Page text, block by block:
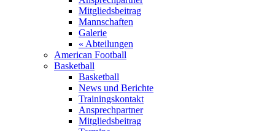
Mitgliedsbeitrag
Mannschaften
Galerie
« Abteilungen
American Football
Basketball
Basketball
News und Berichte
Trainingskontakt
Ansprechpartner
Mitgliedsbeitrag